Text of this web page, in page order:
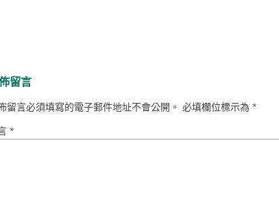
留言
留言必須填寫的電子郵件地址不會公開。 必填欄位標示為 *
*